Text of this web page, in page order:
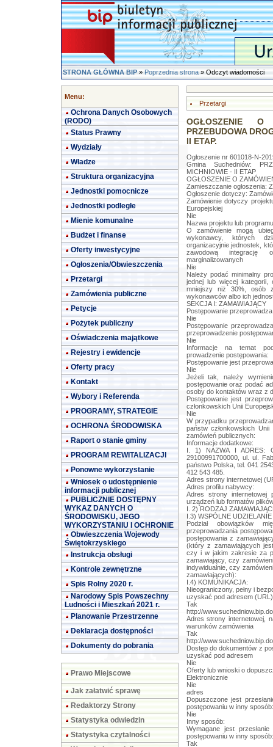
STRONA GŁÓWNA BIP»Poprzednia strona» Odczyt wiadomości
Menu:
Ochrona Danych Osobowych
(RODO)
Status Prawny
Wydziały
Władze
Struktura organizacyjna
Jednostki pomocnicze
Jednostki podległe
Mienie komunalne
Budżet i finanse
Oferty inwestycyjne
Ogłoszenia/Obwieszczenia
Przetargi
Zamówienia publiczne
Petycje
Pożytek publiczny
Oświadczenia majątkowe
Rejestry i ewidencje
Oferty pracy
Kontakt
Wybory i Referenda
PROGRAMY, STRATEGIE
OCHRONA ŚRODOWISKA
Raport o stanie gminy
PROGRAM REWITALIZACJI
Ponowne wykorzystanie
Wniosek o udostępnienie
informacji publicznej
PUBLICZNIE DOSTĘPNY
WYKAZ DANYCH O
ŚRODOWISKU, JEGO
WYKORZYSTANIU I OCHRONIE
Obwieszczenia Wojewody
Świętokrzyskiego
Instrukcja obsługi
Kontrole zewnętrzne
Spis Rolny 2020 r.
Narodowy Spis Powszechny
Ludności i Mieszkań 2021 r.
Planowanie Przestrzenne
Deklaracja dostępności
Dokumenty do pobrania
Prawo Miejscowe
Jak załatwić sprawę
Redaktorzy Strony
Statystyka odwiedzin
Statystyka czytalności
Przetargi
OGŁOSZENIE O
PRZEBUDOWA
II ETAP.
Ogłoszenie nr 601018-N-
Gmina Suchedniów:
MICHNIOWIE - II ETAP
OGŁOSZENIE O
Zamieszczanie ogłoszenia:
Ogłoszenie dotyczy:
Zamówienie dotyczy
Europejskiej
Nie
Nazwa projektu lub programu
O zamówienie mogą
wykonawcy, których
organizacyjnie jednostek,
zawodową integrację
marginalizowanych
Nie
Należy podać minimalny
jednej lub więcej
mniejszy niż 30%, osób
wykonawców albo ich
SEKCJA I: ZAMAWIAJĄCY
Postępowanie
Nie
Postępowanie
przeprowadzenie
Nie
Informacje na temat
prowadzenie postępowania:
Postępowanie jest
Nie
Jeżeli tak, należy
postępowanie oraz podać
osoby do kontaktów wraz z
Postępowanie jest
członkowskich Unii
Nie
W przypadku
państw członkowskich
zamówień publicznych:
Informacje dodatkowe:
I. 1) NAZWA I ADRES:
29100991700000, ul. ul.
państwo Polska, tel. 041
412 543 485.
Adres strony internetowej
Adres profilu nabywcy:
Adres strony
urządzeń lub formatów
I. 2) RODZAJ
I.3) WSPÓLNE
Podział obowiązków
przeprowadzania
postępowania z
(który z zamawiających
czy i w jakim zakresie za
zamawiający, czy
indywidualnie, czy
zamawiających):
I.4) KOMUNIKACJA:
Nieograniczony, pełny i
uzyskać pod adresem (URL)
Tak
http://
Adres strony internetowej,
warunków zamówienia
Tak
http://
Dostęp do dokumentów z
uzyskać pod adresem
Nie
Oferty lub wnioski o
Elektronicznie
Nie
adres
Dopuszczone jest
postępowaniu w inny sposób:
Nie
Inny sposób:
Wymagane jest
postępowaniu w inny sposób:
Tak